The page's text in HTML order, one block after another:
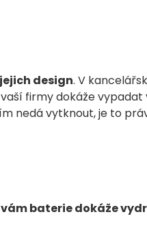
design. V
firmy dokáže vypadat
nedá vytknout, je to
vám baterie dokáže